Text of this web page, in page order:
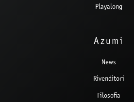
Playalong
Azumi
News
Rivenditori
Filosofia